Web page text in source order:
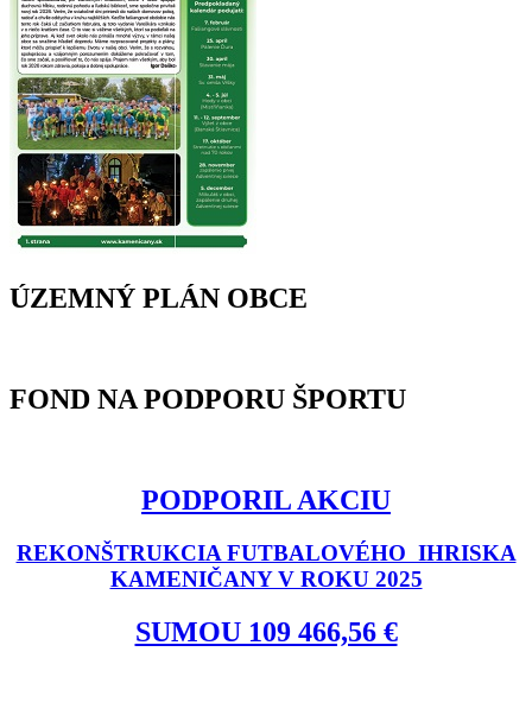
ÚZEMNÝ PLÁN OBCE
FOND NA PODPORU ŠPORTU
PODPORIL AKCIU
REKONŠTRUKCIA FUTBALOVÉHO IHRISKA
KAMENIČANY V ROKU 2025
SUMOU 109 466,56 €